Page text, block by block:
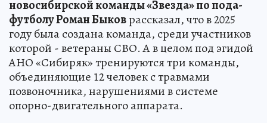
новосибирской команды «Звезда» по пода-
футболу Роман Быковрассказал, что в 2025
году была создана команда, среди участников
которой - ветераны СВО. А в целом под эгидой
АНО «Сибиряк» тренируются три команды,
объединяющие 12 человек с травмами
позвоночника, нарушениями в системе
опорно-двигательного аппарата.